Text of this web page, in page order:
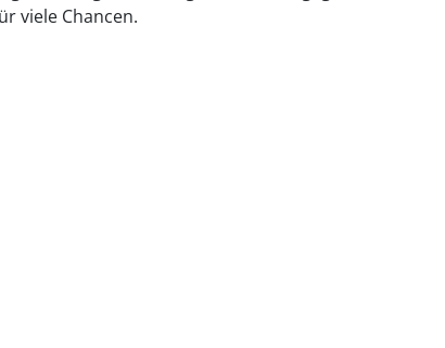
viele Chancen.